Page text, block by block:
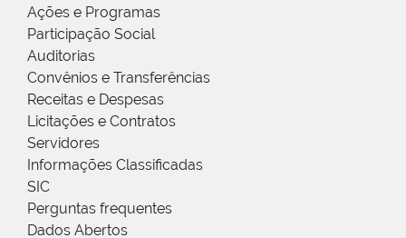
Ações e Programas
Participação Social
Auditorias
Convênios e Transferências
Receitas e Despesas
Licitações e Contratos
Servidores
Informações Classificadas
SIC
Perguntas frequentes
Dados Abertos